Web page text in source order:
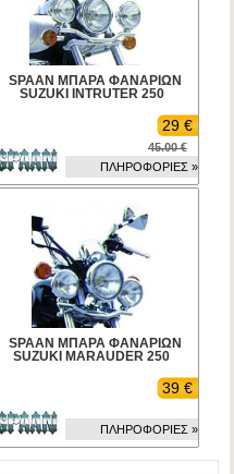
SPAAN ΜΠΑΡΑ ΦΑΝΑΡΙΩΝ
SUZUKI INTRUTER 250
29 €
45.00 €
ΠΛΗΡΟΦΟΡΙΕΣ »
SPAAN ΜΠΑΡΑ ΦΑΝΑΡΙΩΝ
SUZUKI MARAUDER 250
39 €
ΠΛΗΡΟΦΟΡΙΕΣ »